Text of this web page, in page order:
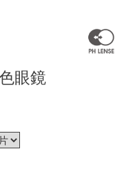
眼鏡